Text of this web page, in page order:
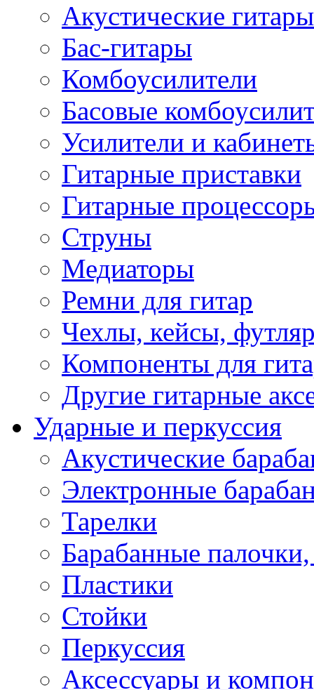
Акустические гитары
Бас-гитары
Комбоусилители
Басовые
Усилители и
Гитарные приставки
Гитарные
Струны
Медиаторы
Ремни для гитар
Чехлы, кейсы,
Компоненты для
Другие гитарные
Ударные и перкуссия
Акустические
Электронные
Тарелки
Барабанные
Пластики
Стойки
Перкуссия
Аксессуары и